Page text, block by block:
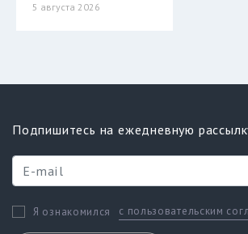
5 августа 2026
Подпишитесь на ежедневную
Я ознакомился с пользовательским